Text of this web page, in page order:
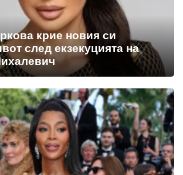
крие новия си
след екзекуцията на